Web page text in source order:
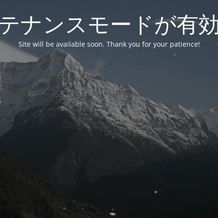
ナンスモードが有
Site will be available soon. Thank you for your patience!